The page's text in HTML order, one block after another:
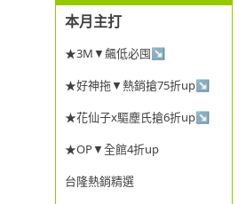
本月主打
★3M▼飆低必囤↘
★好神拖▼熱銷搶75折up↘
★花仙子x驅塵氏搶6折up↘
★OP▼全館4折up
台隆熱銷精選